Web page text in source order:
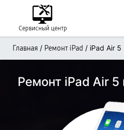
Сервисный центр
Главная / Ремонт iPad / iPad Air 5
Ремонт iPad Air